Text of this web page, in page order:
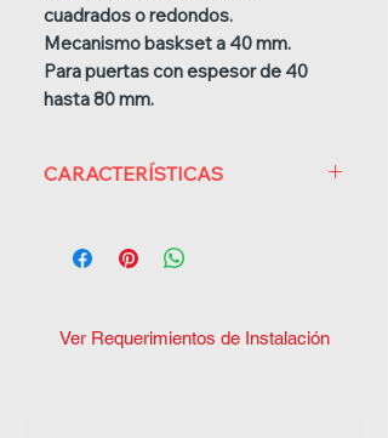
cuadrados o redondos.
Mecanismo baskset a 40 mm.
Para puertas con espesor de 40
hasta 80 mm.
CARACTERÍSTICAS
cilindro , con 3 bulones de seguridad.
- Especificación Mecanismo:
- Canto Puertas:Para puertas con
Ver Requerimientos de Instalación